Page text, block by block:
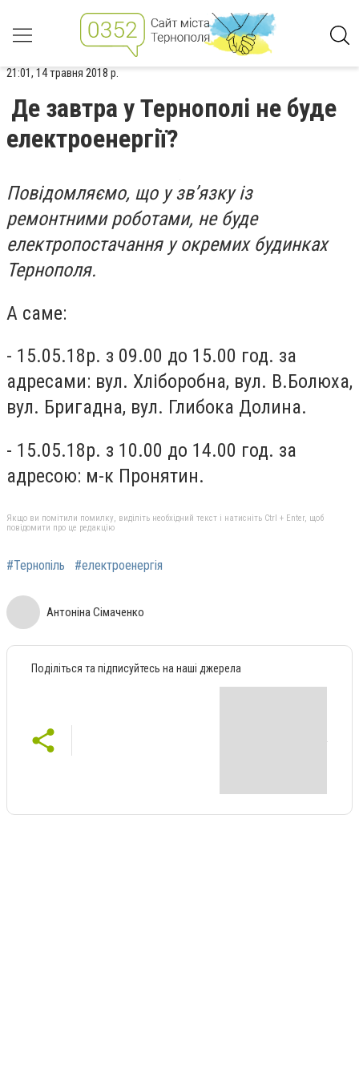
21:01, 14 травня 2018 р.
Де завтра у Тернополі не буде
електроенергії?
Повідомляємо, що у зв’язку із
ремонтними роботами, не буде
електропостачання у окремих будинках
Тернополя.
А саме:
- 15.05.18р. з 09.00 до 15.00 год. за
адресами: вул. Хліборобна, вул. В.Болюха,
вул. Бригадна, вул. Глибока Долина.
- 15.05.18р. з 10.00 до 14.00 год. за
адресою: м-к Пронятин.
Якщо ви помітили помилку, виділіть необхідний текст і натисніть Ctrl + Enter, щоб
повідомити про це редакцію
#Тернопіль #електроенергія
Антоніна Сімаченко
Поділіться та підписуйтесь на наші джерела